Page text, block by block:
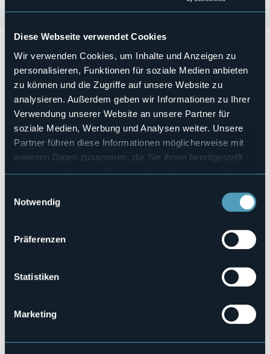
Diese Webseite verwendet Cookies
Wir verwenden Cookies, um Inhalte und Anzeigen zu
personalisieren, Funktionen für soziale Medien anbieten
zu können und die Zugriffe auf unsere Website zu
analysieren. Außerdem geben wir Informationen zu Ihrer
Verwendung unserer Website an unsere Partner für
soziale Medien, Werbung und Analysen weiter. Unsere
Partner führen diese Informationen möglicherweise mit
weiteren Daten zusammen, die Sie ihnen bereitgestellt
haben oder die sie im Rahmen Ihrer Nutzung der Dienste
Notwendig
Präferenzen
Statistiken
Marketing
Ferragostoper ammirare lo spettacolo Pirotecnico di
Laveno Mombello e per ammirare le bellezze del Golfo
Borromeo.
Costo biglietti basso lago 12€ per adulti e 6€ ragazzi
Costo biglietti Laveno e centro Lago 9€ per adulti e
4.50€ ragazzi
Veranstaltungsmanager
Navigazione Laghi
Vedi locandina
800 55 18 01
infomaggiore@navigazionelaghi.it
28838 - Stresa (VB)